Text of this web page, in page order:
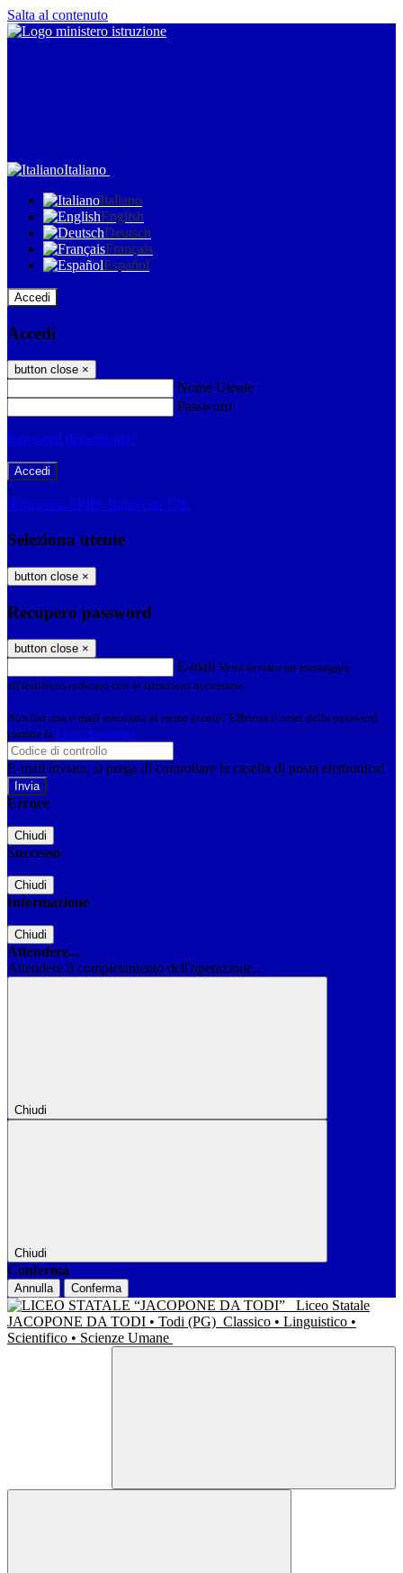
Salta al contenuto
Italiano
Italiano
English
Deutsch
Français
Español
Accedi
Accedi
button close ×
Nome Utente
Password
Password dimenticata?
-
Entra con SPID Entra con CIE
Seleziona utente
button close ×
Recupero password
button close ×
E-mail Verrà inviato un messaggio
all'indirizzo indicato con le istruzioni necessarie.
Non hai una e-mail associata al nome utente? Effettua il reset della password
tramite la Login Spaggiari
E-mail inviata, si prega di controllare la casella di posta elettronica!
Errore
Chiudi
Successo
Chiudi
Informazione
Chiudi
Attendere...
Attendere il completamento dell'operazione...
Chiudi
Chiudi
Conferma
Annulla Conferma
Liceo Statale
JACOPONE DA TODI • Todi (PG) Classico • Linguistico •
Scientifico • Scienze Umane